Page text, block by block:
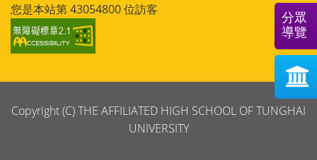
您是本站第43054800位訪客
Copyright (C) THE AFFILIATED HIGH SCHOOL OF TUNGHAI
UNIVERSITY
分眾
導覽